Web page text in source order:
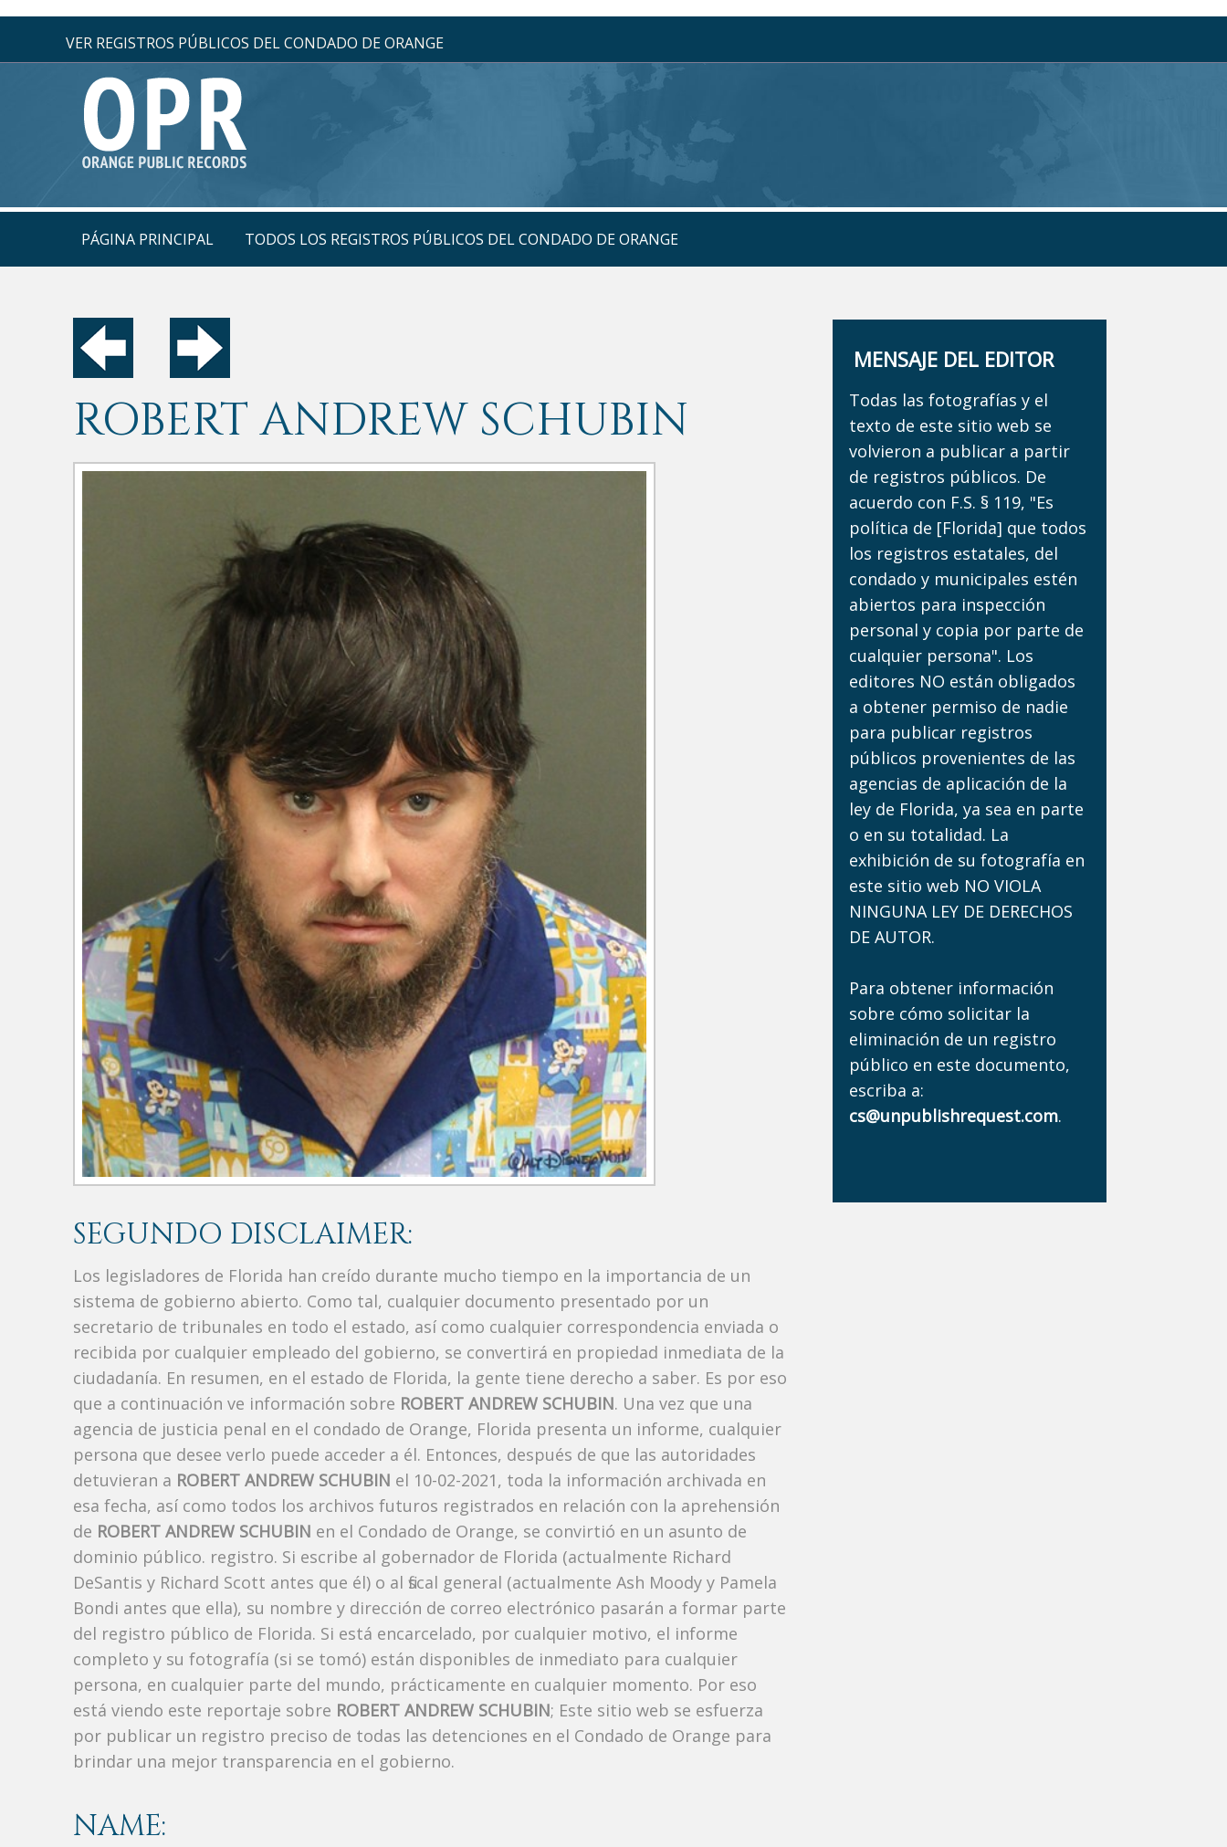
VER REGISTROS PÚBLICOS DEL CONDADO DE ORANGE
PÁGINA PRINCIPAL TODOS LOS REGISTROS PÚBLICOS DEL CONDADO DE ORANGE
ROBERT ANDREW SCHUBIN
SEGUNDO DISCLAIMER:
Los legisladores de Florida han creído durante mucho tiempo en la importancia de un
sistema de gobierno abierto. Como tal, cualquier documento presentado por un
secretario de tribunales en todo el estado, así como cualquier correspondencia enviada o
recibida por cualquier empleado del gobierno, se convertirá en propiedad inmediata de la
ciudadanía. En resumen, en el estado de Florida, la gente tiene derecho a saber. Es por eso
que a continuación ve información sobre ROBERT ANDREW SCHUBIN. Una vez que una
agencia de justicia penal en el condado de Orange, Florida presenta un informe, cualquier
persona que desee verlo puede acceder a él. Entonces, después de que las autoridades
detuvieran a ROBERT ANDREW SCHUBIN el 10-02-2021, toda la información archivada en
esa fecha, así como todos los archivos futuros registrados en relación con la aprehensión
de ROBERT ANDREW SCHUBIN en el Condado de Orange, se convirtió en un asunto de
dominio público. registro. Si escribe al gobernador de Florida (actualmente Richard
DeSantis y Richard Scott antes que él) o al fiscal general (actualmente Ash Moody y Pamela
Bondi antes que ella), su nombre y dirección de correo electrónico pasarán a formar parte
del registro público de Florida. Si está encarcelado, por cualquier motivo, el informe
completo y su fotografía (si se tomó) están disponibles de inmediato para cualquier
persona, en cualquier parte del mundo, prácticamente en cualquier momento. Por eso
está viendo este reportaje sobre ROBERT ANDREW SCHUBIN; Este sitio web se esfuerza
por publicar un registro preciso de todas las detenciones en el Condado de Orange para
brindar una mejor transparencia en el gobierno.
NAME:
MENSAJE DEL EDITOR
Todas las fotografías y el
texto de este sitio web se
volvieron a publicar a partir
de registros públicos. De
acuerdo con F.S. § 119, "Es
política de [Florida] que todos
los registros estatales, del
condado y municipales estén
abiertos para inspección
personal y copia por parte de
cualquier persona". Los
editores NO están obligados
a obtener permiso de nadie
para publicar registros
públicos provenientes de las
agencias de aplicación de la
ley de Florida, ya sea en parte
o en su totalidad. La
exhibición de su fotografía en
este sitio web NO VIOLA
NINGUNA LEY DE DERECHOS
DE AUTOR.
Para obtener información
sobre cómo solicitar la
eliminación de un registro
público en este documento,
escriba a:
cs@unpublishrequest.com.